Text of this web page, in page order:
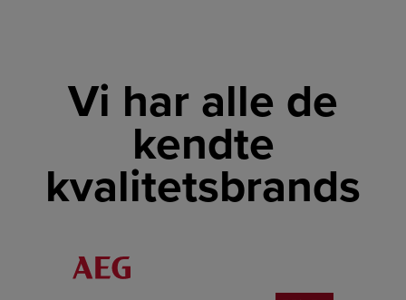
Vi har alle de
kendte
kvalitetsbrands
LINK